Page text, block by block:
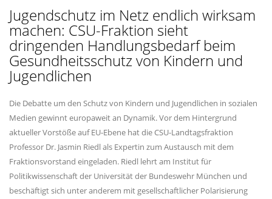
Jugendschutz im Netz endlich wirksam
machen: CSU-Fraktion sieht
dringenden Handlungsbedarf beim
Gesundheitsschutz von Kindern und
Jugendlichen
Die Debatte um den Schutz von Kindern und Jugendlichen in sozialen
Medien gewinnt europaweit an Dynamik. Vor dem Hintergrund
aktueller Vorstöße auf EU-Ebene hat die CSU-Landtagsfraktion
Professor Dr. Jasmin Riedl als Expertin zum Austausch mit dem
Fraktionsvorstand eingeladen. Riedl lehrt am Institut für
Politikwissenschaft der Universität der Bundeswehr München und
beschäftigt sich unter anderem mit gesellschaftlicher Polarisierung